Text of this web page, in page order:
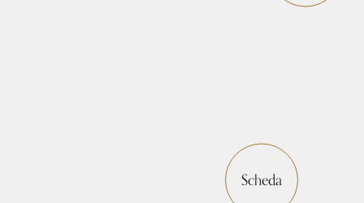
Scheda